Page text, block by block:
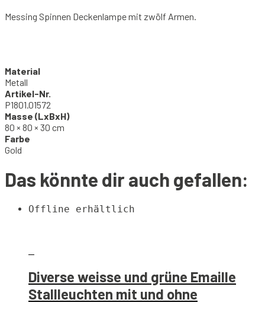
Messing Spinnen Deckenlampe mit zwölf Armen.
Material
Metall
Artikel-Nr.
P1801.01572
Masse (LxBxH)
80 × 80 × 30 cm
Farbe
Gold
Das könnte dir auch gefallen:
Offline erhältlich
Diverse weisse und grüne Emaille
Stallleuchten mit und ohne